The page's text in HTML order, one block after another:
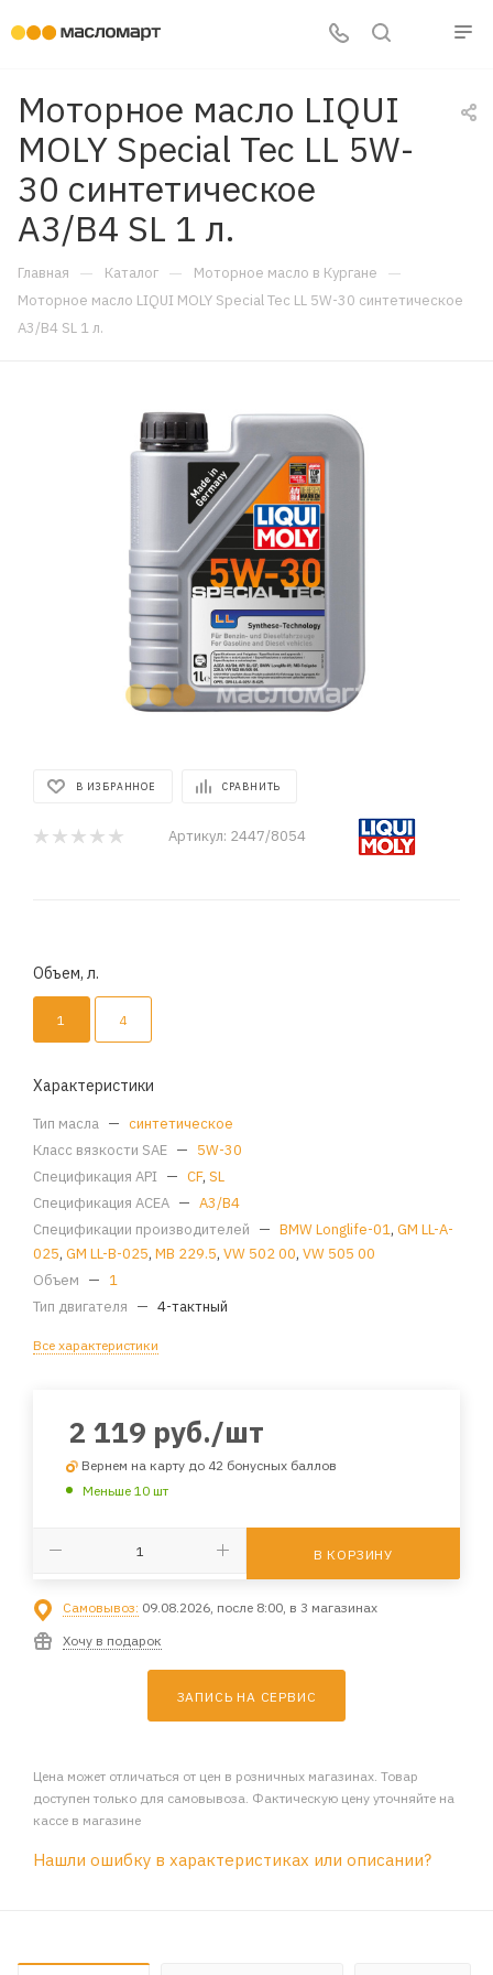
Моторное масло LIQUI
MOLY Special Tec LL 5W-
30 синтетическое
A3/B4 SL 1 л.
Главная — Каталог — Моторное масло в Кургане —
Моторное масло LIQUI MOLY Special Tec LL 5W-30 синтетическое
A3/B4 SL 1 л.
В ИЗБРАННОЕ СРАВНИТЬ
Артикул: 2447/8054
Объем, л.
1 4
Характеристики
Тип масла — синтетическое
Класс вязкости SAE — 5W-30
Спецификация API — CF, SL
Спецификация ACEA — A3/B4
Спецификации производителей — BMW Longlife-01, GM LL-A-
025, GM LL-B-025, MB 229.5, VW 502 00, VW 505 00
Объем — 1
Тип двигателя — 4-тактный
Все характеристики
2 119 руб./шт
Вернем на карту до 42 бонусных баллов
Меньше 10 шт
В КОРЗИНУ
Самовывоз: 09.08.2026, после 8:00, в 3 магазинах
Хочу в подарок
ЗАПИСЬ НА СЕРВИС
Цена может отличаться от цен в розничных магазинах. Товар
доступен только для самовывоза. Фактическую цену уточняйте на
кассе в магазине
Нашли ошибку в характеристиках или описании?